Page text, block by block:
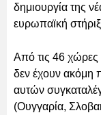
δημιουργία της
ευρωπαϊκή
Από τις 46
δεν έχουν ακόμη
αυτών
(Ουγγαρία,